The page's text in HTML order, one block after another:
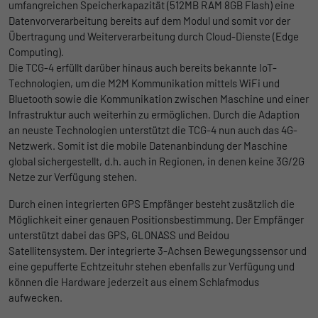
umfangreichen Speicherkapazität (512MB RAM 8GB Flash) eine
Datenvorverarbeitung bereits auf dem Modul und somit vor der
Übertragung und Weiterverarbeitung durch Cloud-Dienste (Edge
Computing).
Die TCG-4 erfüllt darüber hinaus auch bereits bekannte IoT-
Technologien, um die M2M Kommunikation mittels WiFi und
Bluetooth sowie die Kommunikation zwischen Maschine und einer
Infrastruktur auch weiterhin zu ermöglichen. Durch die Adaption
an neuste Technologien unterstützt die TCG-4 nun auch das 4G-
Netzwerk. Somit ist die mobile Datenanbindung der Maschine
global sichergestellt, d.h. auch in Regionen, in denen keine 3G/2G
Netze zur Verfügung stehen.
Durch einen integrierten GPS Empfänger besteht zusätzlich die
Möglichkeit einer genauen Positionsbestimmung. Der Empfänger
unterstützt dabei das GPS, GLONASS und Beidou
Satellitensystem. Der integrierte 3-Achsen Bewegungssensor und
eine gepufferte Echtzeituhr stehen ebenfalls zur Verfügung und
können die Hardware jederzeit aus einem Schlafmodus
aufwecken.
Zweck
Registriert eine eindeutige ID, die
verwendet wird, um statistische Daten
dazu, wie der Besucher die Website nutzt,
Name _gat
Anbieter Google
Laufzeit 1 Tag
Zweck
zur Hilfe, um die Anforderungsrate zu
drosseln und die Datenerfassung auf
Websites mit hohem Datenverkehr zu
begrenzen.
Name
Ohne diese Einbindung können die Jobangebote nicht
dargestellt werden.
Name
Anbieter Empfehlungsbund
Laufzeit 1 Jahr
Zweck
Wird von Empfehlungsbund.de gesetzt, um
die Session des Besuchers für Bewerbungs-
und Empfehlungsfunktionen zu speichern.
LinkedIn/Marketing
Das LinkedIn Insight Tag wird verwendet, um Besuche und
Aktionen auf unserer Website nachzuverfolgen. Die Daten
helfen uns, die Wirksamkeit von Werbekampagnen zu messen
und interessenbasierte Werbung auf LinkedIn anzuzeigen.
Name li_gc
Anbieter LinkedIn
Laufzeit 6 Monate
Zweck
Speichert die Zustimmung der Besucher zur
Verwendung von Cookies für nicht
Cookie-Informationen anzeigen